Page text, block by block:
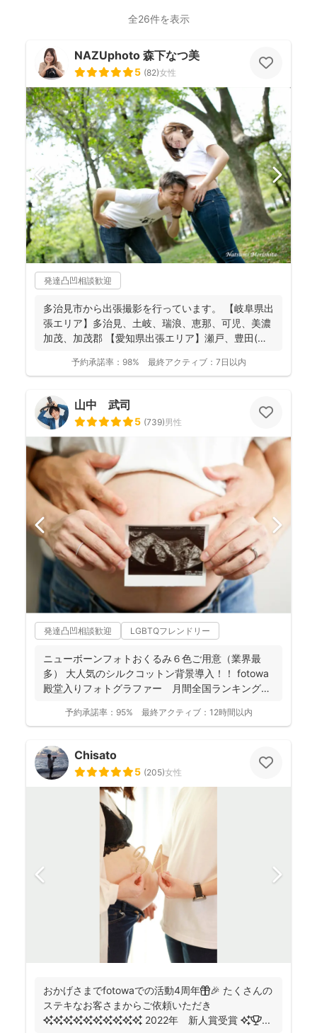
全26件を表示
NAZUphoto 森下なつ美
5 (82)女性
発達凸凹相談歓迎
多治見市から出張撮影を行っています。 【岐阜県出
張エリア】多治見、土岐、瑞浪、恵那、可児、美濃
加茂、加茂郡 【愛知県出張エリア】瀬戸、豊田(北
予約承諾率： 98% 最終アクティブ： 7日以内
山中 武司
5 (739)男性
発達凸凹相談歓迎 LGBTQフレンドリー
ニューボーンフォトおくるみ６色ご用意（業界最
多） 大人気のシルクコットン背景導入！！ fotowa
殿堂入りフォトグラファー 月間全国ランキング１
予約承諾率： 95% 最終アクティブ： 12時間以内
Chisato
5 (205)女性
おかげさまでfotowaでの活動4周年🎁🎉 たくさんの
ステキなお客さまからご依頼いただき
✨✨✨✨✨✨✨✨✨✨ 2022年 新人賞受賞 ✨🏆 ...